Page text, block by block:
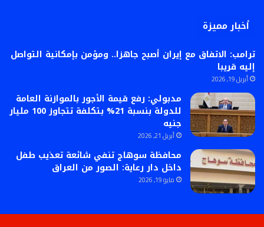
أخبار مميزة
ترامب: الاتفاق مع إيران أصبح جاهزا.. ومؤمن بإمكانية التواصل
إليه قريبا
أبريل 19, 2026
مدبولي: رفع قيمة الأجور بالموازنة العامة
للدولة بنسبة 21% بتكلفة تتجاوز 100 مليار
جنيه
أبريل 21, 2026
محافظة سوهاج تنفي شائعة تعذيب طفل
داخل دار رعاية: الصور من العراق
مايو 19, 2026